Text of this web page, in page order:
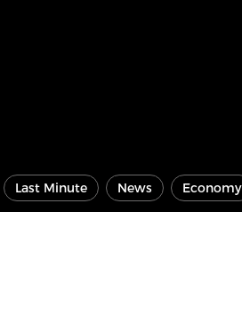
Last Minute News Economy